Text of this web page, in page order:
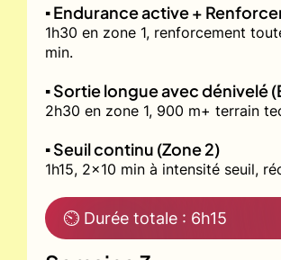
▪️ Endurance active +
1h30 en zone 1, renforcement
min.
▪️ Sortie longue avec dénivelé
2h30 en zone 1, 900 m+ terrain
▪️ Seuil continu (Zone 2)
1h15, 2x10 min à intensité seuil,
⏲ Durée totale : 6h15